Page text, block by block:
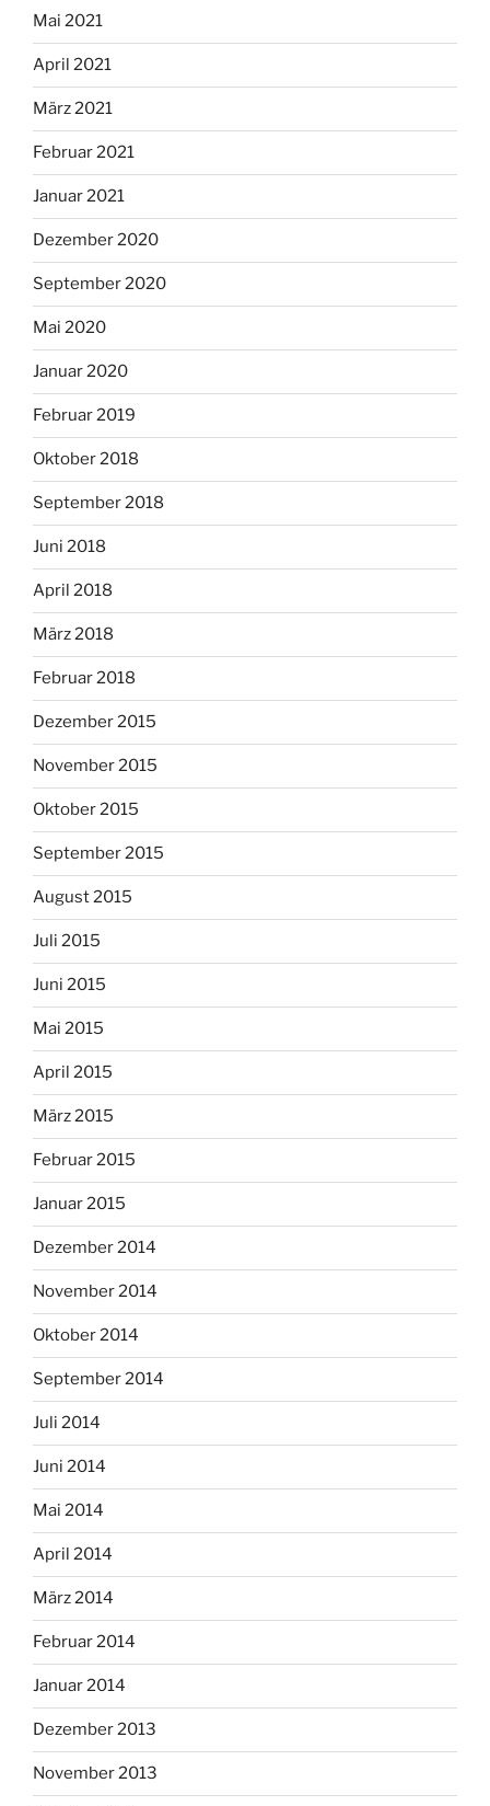
Mai 2021
April 2021
März 2021
Februar 2021
Januar 2021
Dezember 2020
September 2020
Mai 2020
Januar 2020
Februar 2019
Oktober 2018
September 2018
Juni 2018
April 2018
März 2018
Februar 2018
Dezember 2015
November 2015
Oktober 2015
September 2015
August 2015
Juli 2015
Juni 2015
Mai 2015
April 2015
März 2015
Februar 2015
Januar 2015
Dezember 2014
November 2014
Oktober 2014
September 2014
Juli 2014
Juni 2014
Mai 2014
April 2014
März 2014
Februar 2014
Januar 2014
Dezember 2013
November 2013